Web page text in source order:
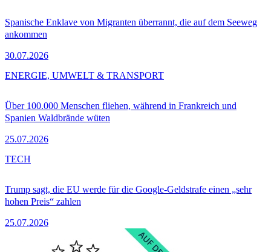
Spanische Enklave von Migranten überrannt, die auf dem Seeweg
ankommen
30.07.2026
Über 100.000 Menschen fliehen, während in Frankreich und
Spanien Waldbrände wüten
25.07.2026
ENERGIE, UMWELT & TRANSPORT
Trump sagt, die EU werde für die Google-Geldstrafe einen „sehr
hohen Preis“ zahlen
25.07.2026
TECH